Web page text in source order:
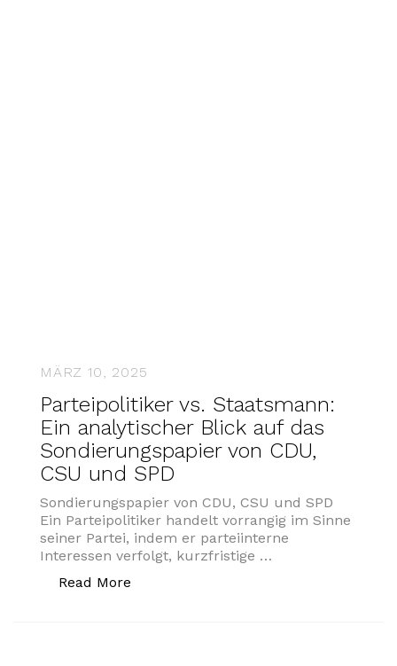
MÄRZ 10, 2025
Parteipolitiker vs. Staatsmann:
Ein analytischer Blick auf das
Sondierungspapier von CDU,
CSU und SPD
Sondierungspapier von CDU, CSU und SPD
Ein Parteipolitiker handelt vorrangig im Sinne
seiner Partei, indem er parteiinterne
Interessen verfolgt, kurzfristige …
Read More